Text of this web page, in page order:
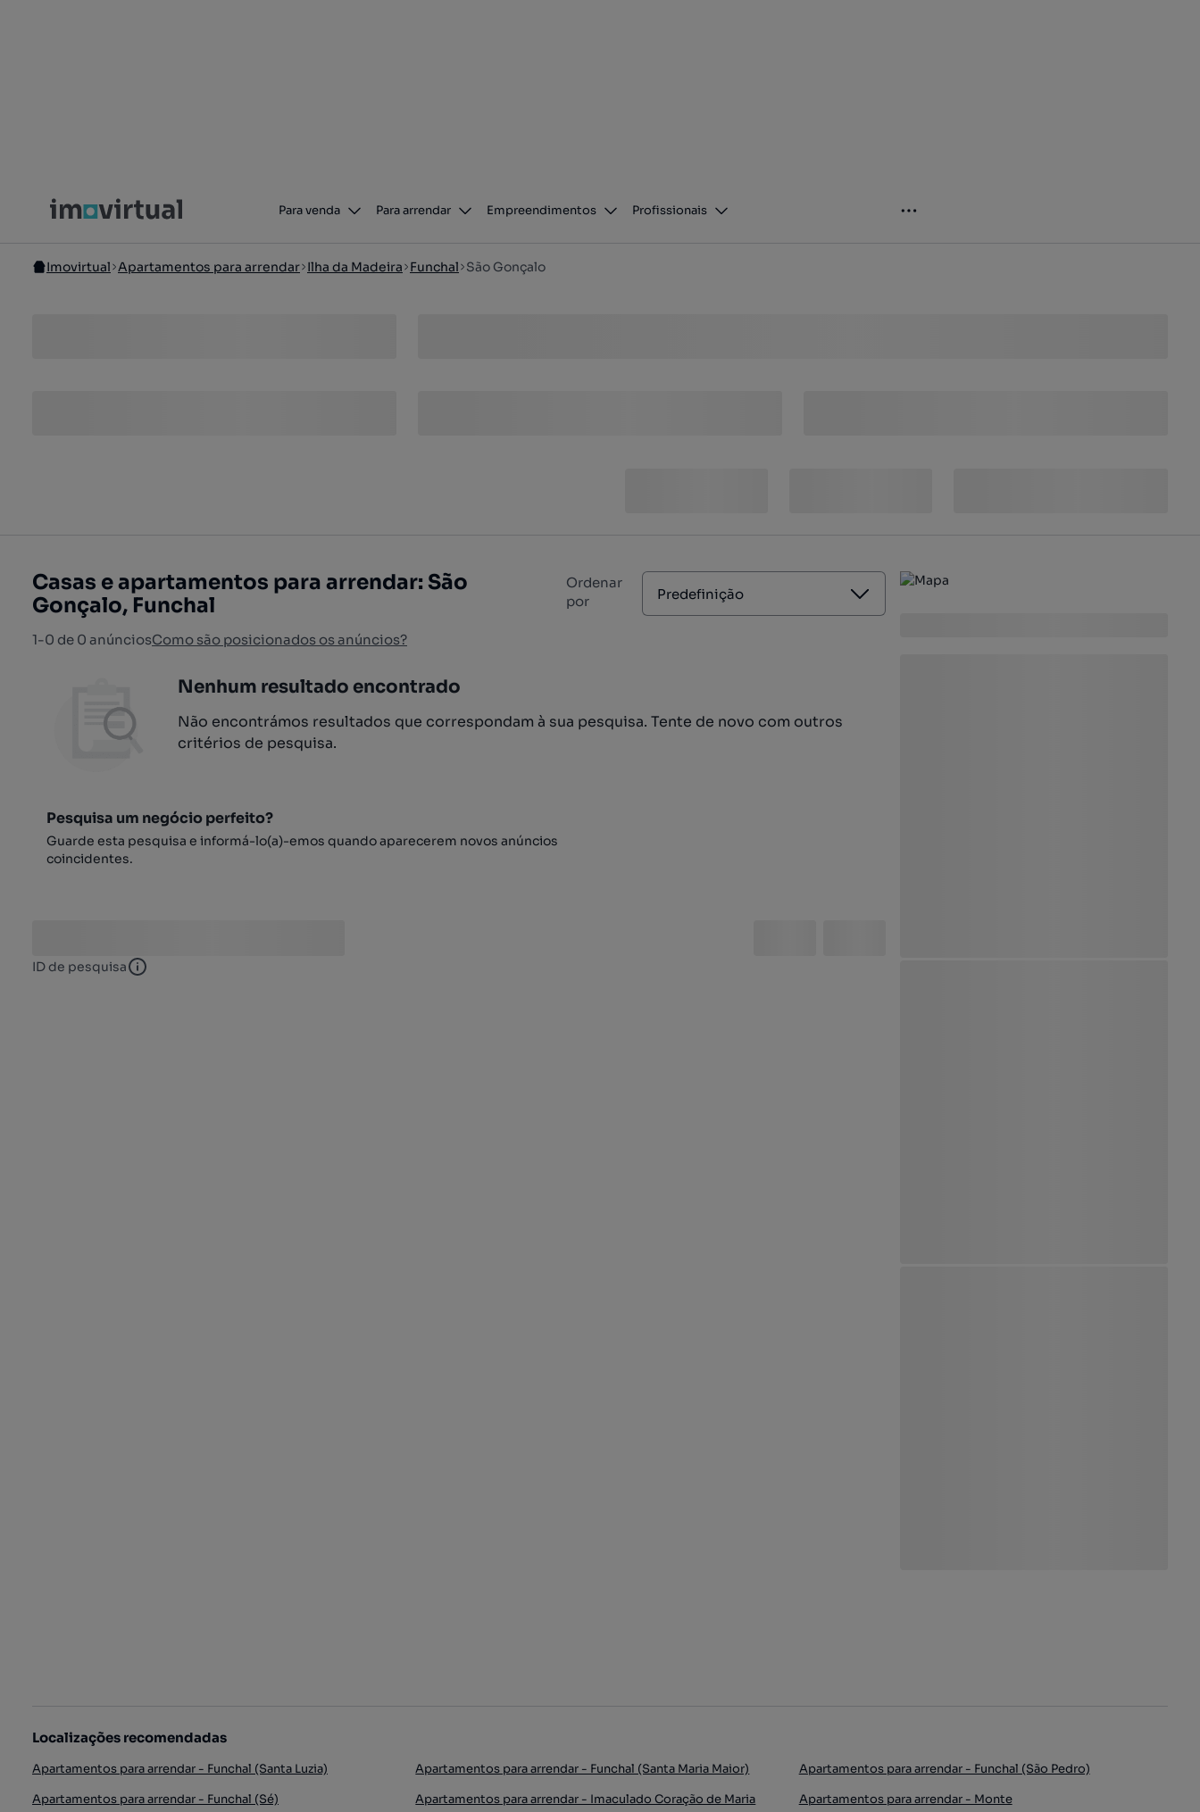
Para venda Para arrendar Empreendimentos Profissionais
Imovirtual Apartamentos para arrendar Ilha da Madeira Funchal São Gonçalo
Casas e apartamentos para arrendar: São
Gonçalo, Funchal
1-0 de 0 anúnciosComo são posicionados os anúncios?
Ordenar
por
Predefinição
Nenhum resultado encontrado
Não encontrámos resultados que correspondam à sua pesquisa. Tente de novo com outros
critérios de pesquisa.
Pesquisa um negócio perfeito?
Guarde esta pesquisa e informá-lo(a)-emos quando aparecerem novos anúncios
coincidentes.
ID de pesquisa ID de pesquisa
Localizações recomendadas
Apartamentos para arrendar - Funchal (Santa Luzia) Apartamentos para arrendar - Funchal (Santa Maria Maior)
Apartamentos para arrendar - Funchal (São Pedro)
Apartamentos para arrendar - Funchal (Sé)
Apartamentos para arrendar - Imaculado Coração de Maria
Apartamentos para arrendar - Monte